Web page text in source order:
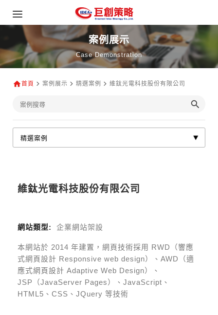
案例展示
Case Demonstration
首頁 案例展示 精選案例 維鈦光電科技股份有限公司
維鈦光電科技股份有限公司
網站類型: 企業網站架設
本網站於 2014 年建置，網頁技術採用 RWD（響應
式網頁設計 Responsive web design）、AWD（適
應式網頁設計 Adaptive Web Design）、
JSP（JavaServer Pages）、JavaScript、
HTML5、CSS、JQuery 等技術